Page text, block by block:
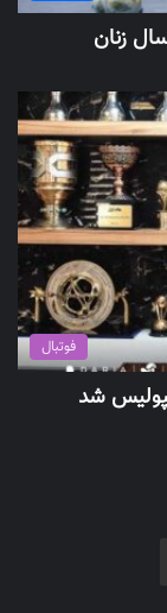
زنان
فوتبال
شد